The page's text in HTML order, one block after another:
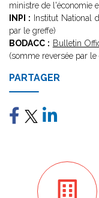
ministre de l'économie
INPI : Institut National
par le greffe)
BODACC : Bulletin
(somme reversée par le
PARTAGER